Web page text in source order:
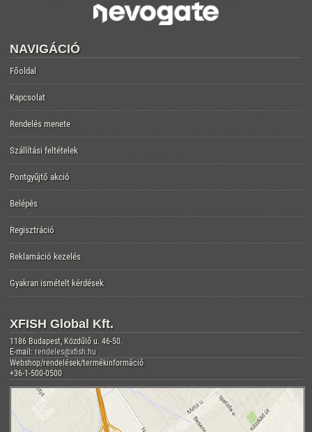
NAVIGÁCIÓ
Főoldal
Kapcsolat
Rendelés menete
Szállítási feltételek
Pontgyűjtő akció
Belépés
Regisztráció
Reklamáció kezelés
Gyakran ismételt kérdések
XFISH Global Kft.
1186 Budapest, Közdűlő u. 46-50.
E-mail: rendeles@xfish.hu
Webshop/rendelések/termékinformáció
+36-1-500-0500